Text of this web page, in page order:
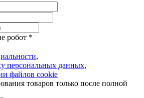
робот *
,
персональных данных,
файлов cookie
товаров только после полной